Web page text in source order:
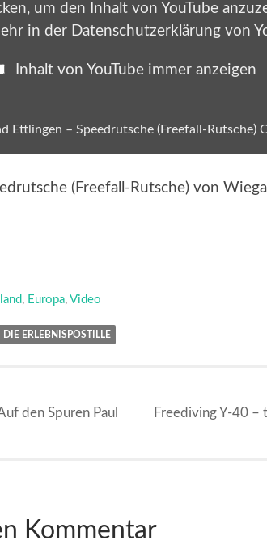
um den Inhalt von YouTube
in der Datenschutzerklärung von
Inhalt von YouTube immer anzeigen
Ettlingen – Speedrutsche (Freefall-Rutsche)
(Freefall-Rutsche) von
, Europa, Video
DIE ERLEBNISPOSTILLE
den Spuren Paul
Freediving Y-40 –
Kommentar